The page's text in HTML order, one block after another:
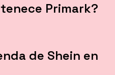
Primark?
de Shein en